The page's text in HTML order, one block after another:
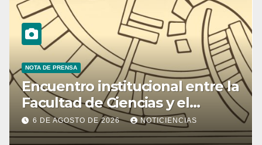
NOTA DE PRENSA
Encuentro institucional entre la
Facultad de Ciencias y el
Ministerio de Ciencia y
Tecnología
6 DE AGOSTO DE 2026 NOTICIENCIAS